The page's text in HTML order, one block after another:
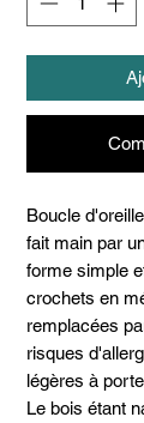
Boucle
fait main par
forme simple
crochets en
remplacées
risques
légères à
Le bois étant